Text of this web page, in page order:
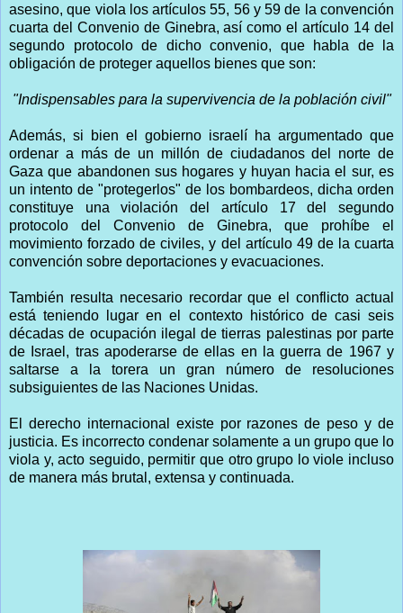
asesino, que viola los artículos 55, 56 y 59 de la convención
cuarta del Convenio de Ginebra, así como el artículo 14 del
segundo protocolo de dicho convenio, que habla de la
obligación de proteger aquellos bienes que son:
"Indispensables para la supervivencia de la población civil"
Además, si bien el gobierno israelí ha argumentado que
ordenar a más de un millón de ciudadanos del norte de
Gaza que abandonen sus hogares y huyan hacia el sur, es
un intento de "protegerlos" de los bombardeos, dicha orden
constituye una violación del artículo 17 del segundo
protocolo del Convenio de Ginebra, que prohíbe el
movimiento forzado de civiles, y del artículo 49 de la cuarta
convención sobre deportaciones y evacuaciones.
También resulta necesario recordar que el conflicto actual
está teniendo lugar en el contexto histórico de casi seis
décadas de ocupación ilegal de tierras palestinas por parte
de Israel, tras apoderarse de ellas en la guerra de 1967 y
saltarse a la torera un gran número de resoluciones
subsiguientes de las Naciones Unidas.
El derecho internacional existe por razones de peso y de
justicia. Es incorrecto condenar solamente a un grupo que lo
viola y, acto seguido, permitir que otro grupo lo viole incluso
de manera más brutal, extensa y continuada.